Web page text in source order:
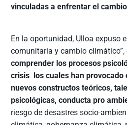
vinculadas a enfrentar el
En la oportunidad, Ulloa expuso
comunitaria y cambio climático”,
comprender los procesos
crisis los cuales han provocado
nuevos constructos teóricos,
psicológicas, conducta pro
riesgo de desastres socio-